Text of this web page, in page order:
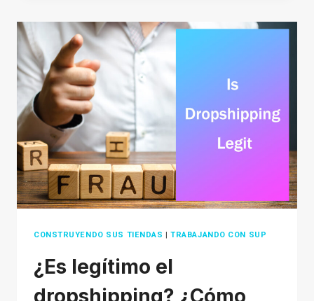
THIS
PAGE
BUILDER
GOOD
FOR
SHOPIFY
2026?
CONSTRUYENDO SUS TIENDAS |TRABAJANDO CON SUP
¿Es legítimo el
dropshipping? ¿Cómo